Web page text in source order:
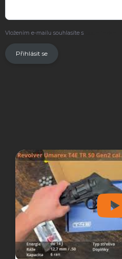
Vložením e-mailu souhlasíte s
Přihlásit se